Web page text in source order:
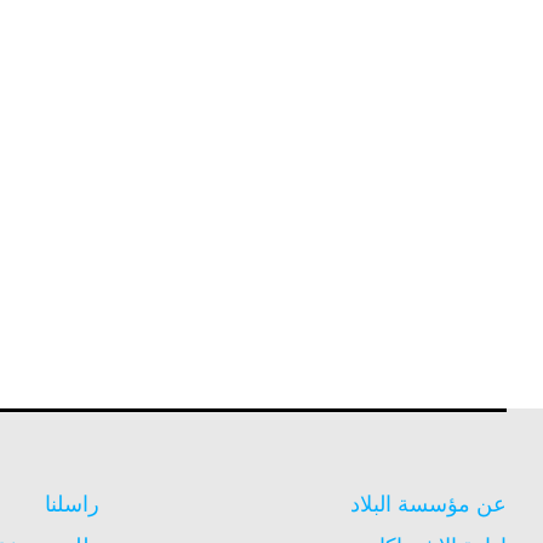
عن مؤسسة البلاد
راسلنا